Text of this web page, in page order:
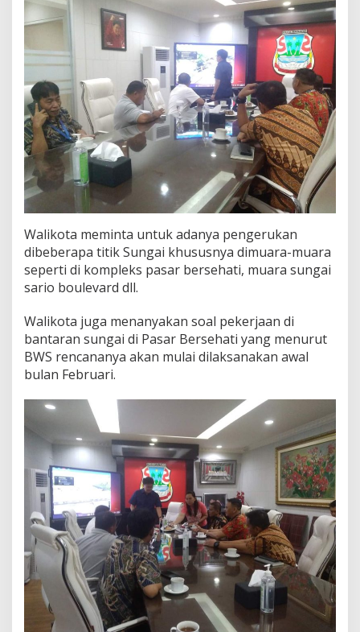
Walikota meminta untuk adanya pengerukan
dibeberapa titik Sungai khususnya dimuara-muara
seperti di kompleks pasar bersehati, muara sungai
sario boulevard dll.
Walikota juga menanyakan soal pekerjaan di
bantaran sungai di Pasar Bersehati yang menurut
BWS rencananya akan mulai dilaksanakan awal
bulan Februari.